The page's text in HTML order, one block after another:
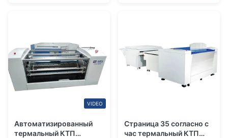
VIDEO
Автоматизированный
термальный КТП
Страница 35 согласно с
час термальный КТП